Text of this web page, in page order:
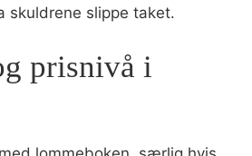
skuldrene slippe taket.
prisnivå i